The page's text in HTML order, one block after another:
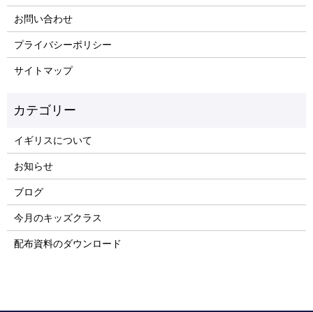
お問い合わせ
プライバシーポリシー
サイトマップ
イギリスについて
お知らせ
ブログ
今月のキッズクラス
配布資料のダウンロード